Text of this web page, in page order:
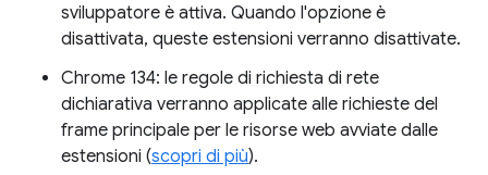
sviluppatore è attiva. Quando l'opzione è
disattivata, queste estensioni verranno disattivate.
Chrome 134: le regole di richiesta di rete
dichiarativa verranno applicate alle richieste del
frame principale per le risorse web avviate dalle
estensioni (scopri di più).